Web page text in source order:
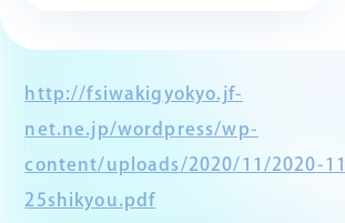
http://fsiwakigyokyo.jf-
net.ne.jp/wordpress/wp-
content/uploads/2020/11/2020-
25shikyou.pdf